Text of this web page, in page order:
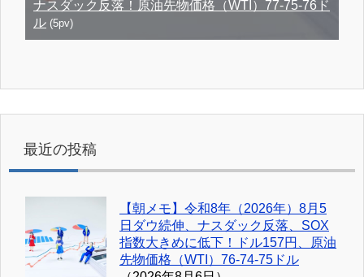
ナスダック反落！原油先物価格（WTI）77-75-76ド
ル (5pv)
最近の投稿
【朝メモ】令和8年（2026年）8月5
日ダウ続伸、ナスダック反落、SOX
指数大きめに低下！ドル157円、原油
先物価格（WTI）76-74-75ドル